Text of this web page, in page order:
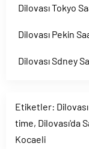
Dilovası Tokyo
Dilovası Pekin
Dilovası Sdney
Etiketler:
time, Dilovası'da
Kocaeli